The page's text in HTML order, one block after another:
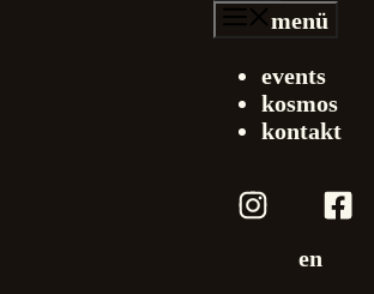
menü
events
kosmos
kontakt
en